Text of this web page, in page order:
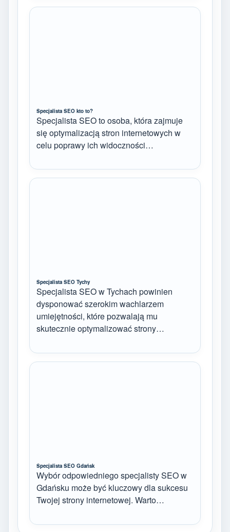
Specjalista SEO kto to?
Specjalista SEO to osoba, która zajmuje
się optymalizacją stron internetowych w
celu poprawy ich widoczności…
Specjalista SEO Tychy
Specjalista SEO w Tychach powinien
dysponować szerokim wachlarzem
umiejętności, które pozwalają mu
skutecznie optymalizować strony…
Specjalista SEO Gdańsk
Wybór odpowiedniego specjalisty SEO w
Gdańsku może być kluczowy dla sukcesu
Twojej strony internetowej. Warto…